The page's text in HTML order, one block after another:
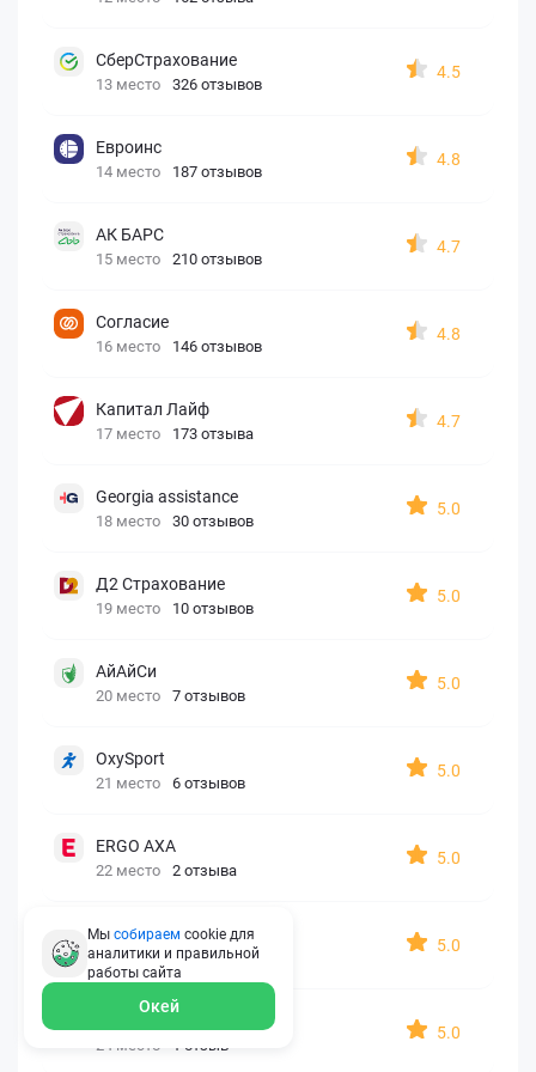
СберСтрахование
13 место 326 отзывов
4.5
Евроинс
14 место 187 отзывов
4.8
АК БАРС
15 место 210 отзывов
4.7
Согласие
16 место 146 отзывов
4.8
Капитал Лайф
17 место 173 отзыва
4.7
Georgia assistance
18 место 30 отзывов
5.0
Д2 Страхование
19 место 10 отзывов
5.0
АйАйСи
20 место 7 отзывов
5.0
OxySport
21 место 6 отзывов
5.0
ERGO AXA
22 место 2 отзыва
5.0
Oxy Travel Premium
23 место 1 отзыв
5.0
24 место 1 отзыв
5.0
Мы собираем cookie для
аналитики и правильной
работы сайта
Окей